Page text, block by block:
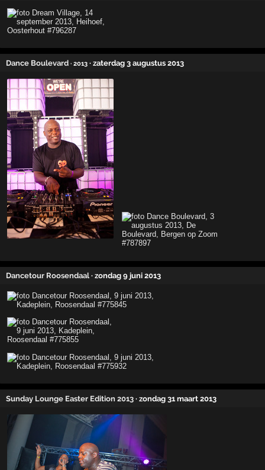
Dance Boulevard · 2013 · zaterdag 3 augustus 2013
Dancetour Roosendaal · zondag 9 juni 2013
Sunday Lounge Easter Edition 2013 · zondag 31 maart 2013